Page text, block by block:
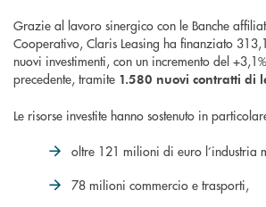
Grazie al lavoro sinergico con le Banche
Cooperativo, Claris Leasing ha finanziato
nuovi investimenti, con un incremento del
precedente, tramite 1.580 nuovi contratti di
Le risorse investite hanno sostenuto in
oltre 121 milioni di euro l’industria
78 milioni commercio e trasporti,